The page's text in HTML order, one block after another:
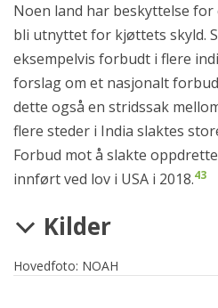
Noen land har beskyttelse
bli utnyttet for kjøttets skyld.
eksempelvis forbudt i flere
forslag om et nasjonalt
dette også en stridssak
flere steder i India slaktes
Forbud mot å slakte
innført ved lov i USA i 2018.43
Kilder
Hovedfoto: NOAH